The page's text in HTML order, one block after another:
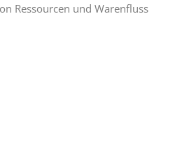
Ressourcen und Warenfluss